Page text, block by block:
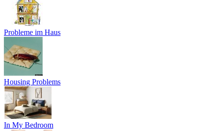
Probleme im Haus
Housing Problems
In My Bedroom